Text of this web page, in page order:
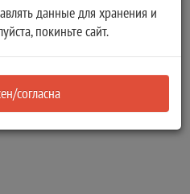
данные для хранения и
покиньте сайт.
согласна